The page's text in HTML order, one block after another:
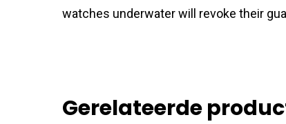
watches underwater will revoke their
Gerelateerde